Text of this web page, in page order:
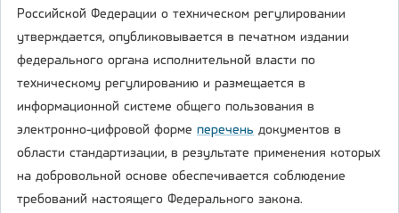
Российской Федерации о техническом регулировании
утверждается, опубликовывается в печатном издании
федерального органа исполнительной власти по
техническому регулированию и размещается в
информационной системе общего пользования в
электронно-цифровой форме перечень документов в
области стандартизации, в результате применения которых
на добровольной основе обеспечивается соблюдение
требований настоящего Федерального закона.